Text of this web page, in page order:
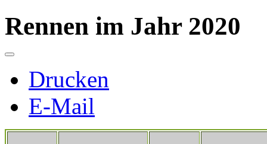
Rennen im Jahr 2020
Drucken
E-Mail